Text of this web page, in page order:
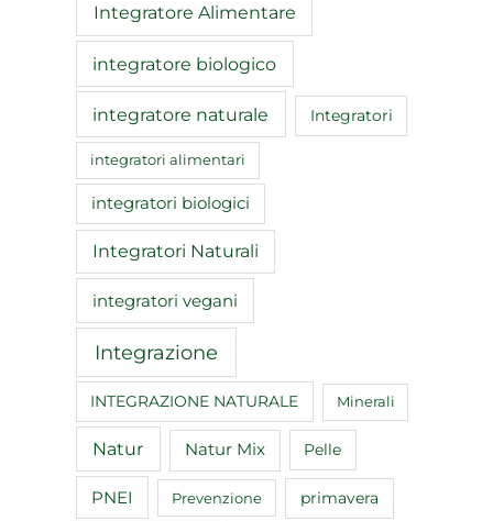
Integratore Alimentare
integratore biologico
integratore naturale Integratori
integratori alimentari
integratori biologici
Integratori Naturali
integratori vegani
Integrazione
INTEGRAZIONE NATURALE Minerali
Natur Natur Mix Pelle
PNEI Prevenzione primavera